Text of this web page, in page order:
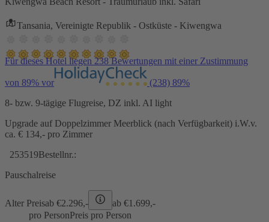
Tansania, Vereinigte Republik - Ostküste - Kiwengwa
Für dieses Hotel liegen 238 Bewertungen mit einer Zustimmung
von 89% vor (238) 89%
8- bzw. 9-tägige Flugreise, DZ inkl. AI light
Upgrade auf Doppelzimmer Meerblick (nach Verfügbarkeit) i.W.v.
ca. € 134,- pro Zimmer
253519Bestellnr.:
Pauschalreise
Alter Preisab €2.296,- ab €1.699,-
pro PersonPreis pro Person